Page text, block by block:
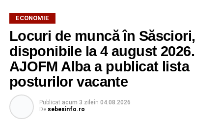
Potrivit unui comunicat al companiei, măsura va fi aplicată
gradual, în funcție de necesitățile sistemului energetic.
Reprezentanții Kronospan precizează că evoluția situației
este monitorizată permanent, iar activitatea va reveni la
capacitate normală imediat ce condițiile vor permite.
Compania dă asigurări că oprirea temporară a unor linii
de producție nu va afecta livrările către clienți.
Kronospan se numără printre cei mai mari consumatori de
ECONOMIE
Locuri de muncă în Săsciori,
disponibile la 4 august 2026.
AJOFM Alba a publicat lista
posturilor vacante
Publicat acum 3 zileîn 04.08.2026
De sebesinfo.ro